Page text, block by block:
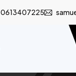
0613407225